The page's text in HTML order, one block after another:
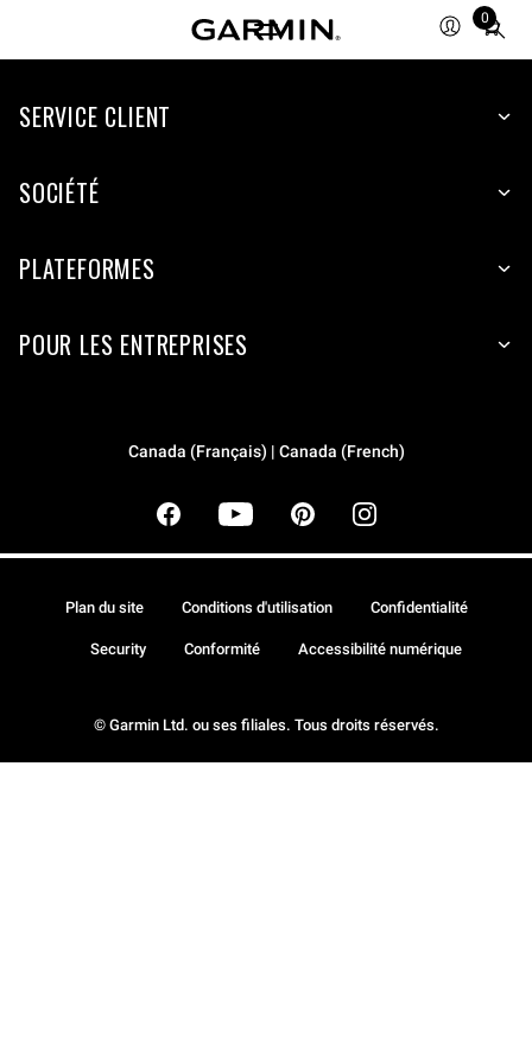
0
Total
SERVICE CLIENT
SOCIÉTÉ
PLATEFORMES
POUR LES ENTREPRISES
Canada (Français) | Canada (French)
© Garmin Ltd. ou ses filiales. Tous droits réservés.
Plan du site Conditions d'utilisation Confidentialité
Security Conformité Accessibilité numérique